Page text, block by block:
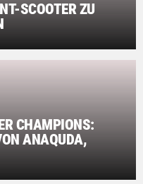
SCOOTER ZU
CHAMPIONS:
ANAQUDA,